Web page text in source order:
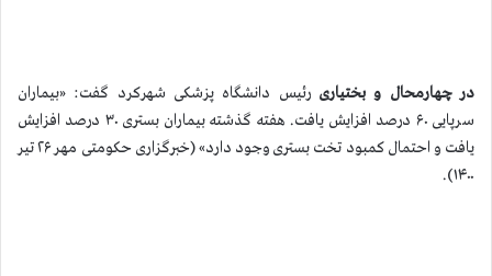
در چهارمحال و بختیاریرئیس دانشگاه پزشکی شهرکرد گفت: «بیماران
سرپایی ۶۰ درصد افزایش یافت. هفته گذشته بیماران بستری ۳۰ درصد افزایش
یافت و احتمال کمبود تخت بستری وجود دارد» (خبرگزاری حکومتی مهر ۲۶ تیر
۱۴۰۰).